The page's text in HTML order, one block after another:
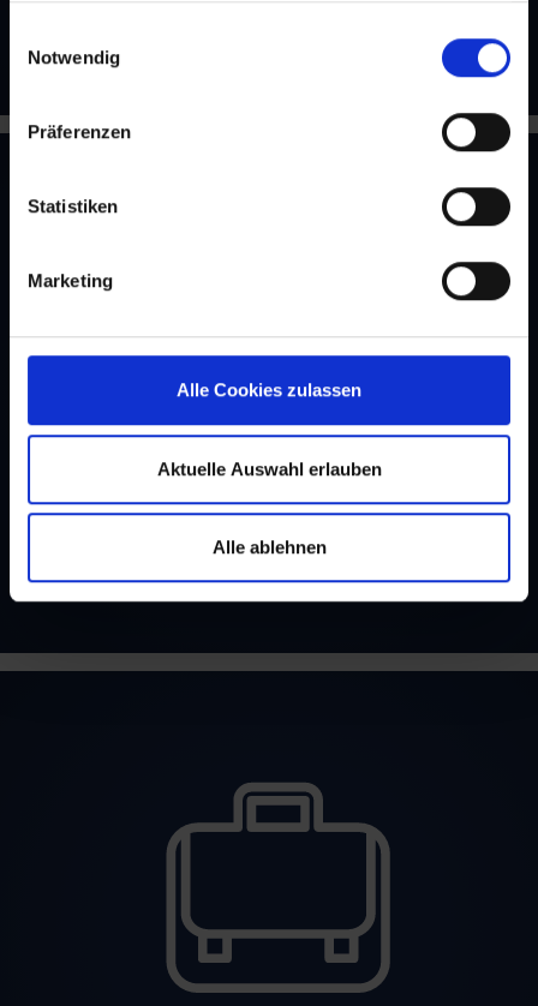
Notwendig
Präferenzen
Statistiken
Marketing
Alle Cookies zulassen
Aktuelle Auswahl erlauben
Alle ablehnen
Berufs­einsteiger